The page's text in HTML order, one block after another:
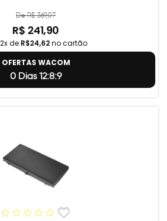
De R$ 369,07
R$ 241,90
de R$24,62no cartão
OFERTAS WACOM
0 Dias 12:8:8